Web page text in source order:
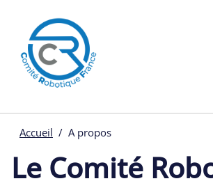
Menu pages
Accueil A propos
Le Comité